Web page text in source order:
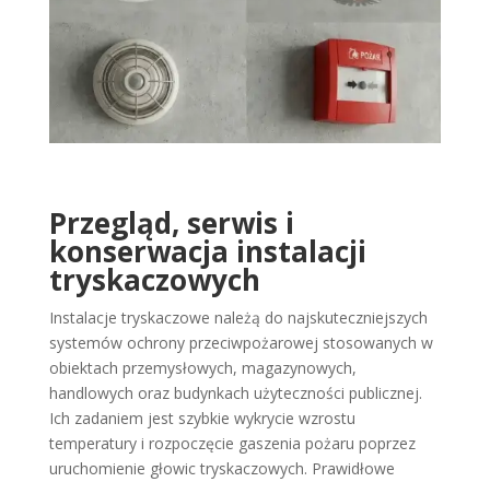
Przegląd, serwis i
konserwacja instalacji
tryskaczowych
Instalacje tryskaczowe należą do najskuteczniejszych
systemów ochrony przeciwpożarowej stosowanych w
obiektach przemysłowych, magazynowych,
handlowych oraz budynkach użyteczności publicznej.
Ich zadaniem jest szybkie wykrycie wzrostu
temperatury i rozpoczęcie gaszenia pożaru poprzez
uruchomienie głowic tryskaczowych. Prawidłowe